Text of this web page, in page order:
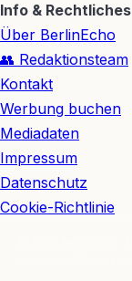
Info & Rechtliches
Über BerlinEcho
👥 Redaktionsteam
Kontakt
Werbung buchen
Mediadaten
Impressum
Datenschutz
Cookie-Richtlinie